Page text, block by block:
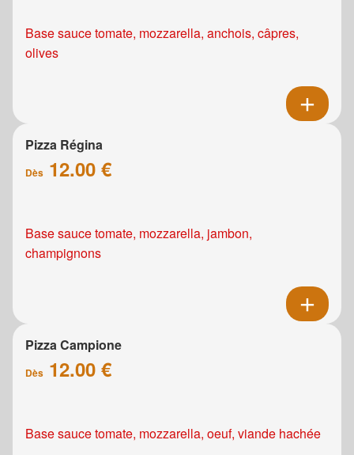
Base sauce tomate, mozzarella, anchois, câpres,
olives
Pizza Régina
Dès 12.00 €
Base sauce tomate, mozzarella, jambon,
champignons
Pizza Campione
Dès 12.00 €
Base sauce tomate, mozzarella, oeuf, viande hachée